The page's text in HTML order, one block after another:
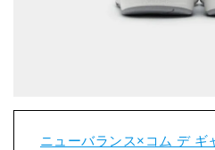
ニューバランス×コム デ ギ